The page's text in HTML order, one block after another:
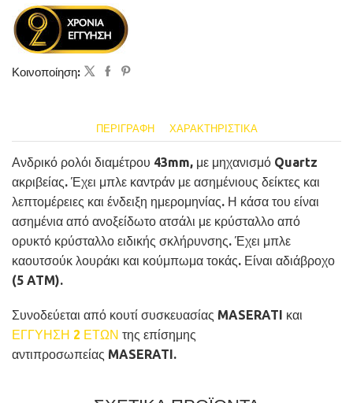
Κοινοποίηση:
ΠΕΡΙΓΡΑΦΉ ΧΑΡΑΚΤΗΡΙΣΤΙΚΆ
Ανδρικό ρολόι διαμέτρου 43mm, με μηχανισμό Quartz
ακριβείας. Έχει μπλε καντράν με ασημένιους δείκτες και
λεπτομέρειες και ένδειξη ημερομηνίας. Η κάσα του είναι
ασημένια από ανοξείδωτο ατσάλι με κρύσταλλο από
ορυκτό κρύσταλλο ειδικής σκλήρυνσης. Έχει μπλε
καουτσούκ λουράκι και κούμπωμα τοκάς. Είναι αδιάβροχο
(5 ATM).
Συνοδεύεται από κουτί συσκευασίας MASERATI και
ΕΓΓΥΗΣΗ 2 ΕΤΩΝ της επίσημης
αντιπροσωπείας MASERATI.